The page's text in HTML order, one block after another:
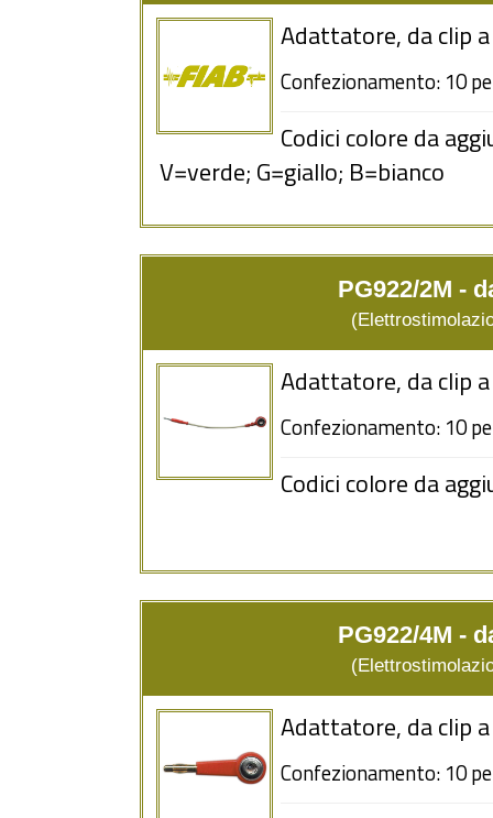
Adattatore, da clip
Confezionamento: 10
Codici colore da
V=verde; G=giallo; B=bianco
PG922/2M -
Adattatore, da clip
Confezionamento: 10
Codici colore da
PG922/4M -
Adattatore, da clip
Confezionamento: 10